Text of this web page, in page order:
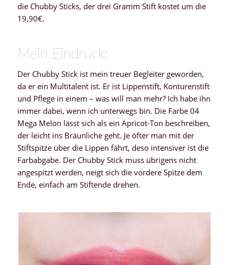
die Chubby Sticks, der drei Gramm Stift kostet um die
19,90€.
Mein Eindruck:
Der Chubby Stick ist mein treuer Begleiter geworden,
da er ein Multitalent ist. Er ist Lippenstift, Konturenstift
und Pflege in einem – was will man mehr? Ich habe ihn
immer dabei, wenn ich unterwegs bin. Die Farbe 04
Mega Melon lässt sich als ein Apricot-Ton beschreiben,
der leicht ins Bräunliche geht. Je öfter man mit der
Stiftspitze über die Lippen fährt, deso intensiver ist die
Farbabgabe. Der Chubby Stick muss übrigens nicht
angespitzt werden, neigt sich die vordere Spitze dem
Ende, einfach am Stiftende drehen.